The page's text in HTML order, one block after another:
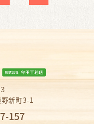
新町3-1
157